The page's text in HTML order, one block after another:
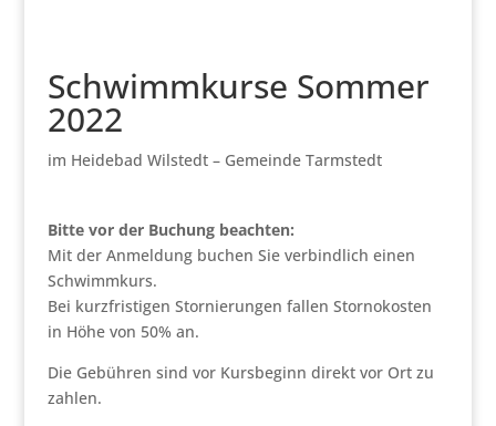
Schwimmkurse Sommer
2022
im Heidebad Wilstedt – Gemeinde Tarmstedt
Bitte vor der Buchung beachten:
Mit der Anmeldung buchen Sie verbindlich einen
Schwimmkurs.
Bei kurzfristigen Stornierungen fallen Stornokosten
in Höhe von 50% an.
Die Gebühren sind vor Kursbeginn direkt vor Ort zu
zahlen.